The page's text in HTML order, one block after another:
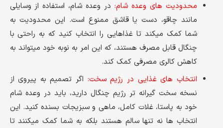
محدودیت های وعده شام:در وعده شام، استفاده از وسایلی
مانند چاقو، دست یا قاشق ممنوع است. این محدودیت به
شما کمک میکند تا غذاهایی را انتخاب کنید که به راحتی با
چنگال قابل مصرف هستند، که این امر به نوبه خود میتواند به
کاهش کالری مصرفی کمک کند.
انتخاب های غذایی در رژیم سخت: اگر تصمیم به پیروی از
نسخه سخت گیرانه تر رژیم چنگال دارید، باید در وعده شام
خود به پاستا، غلات کامل، ماهی و سبزیجات بسنده کنید. این
انتخاب ها نه تنها سالم هستند بلکه به شما کمک میکنند تا